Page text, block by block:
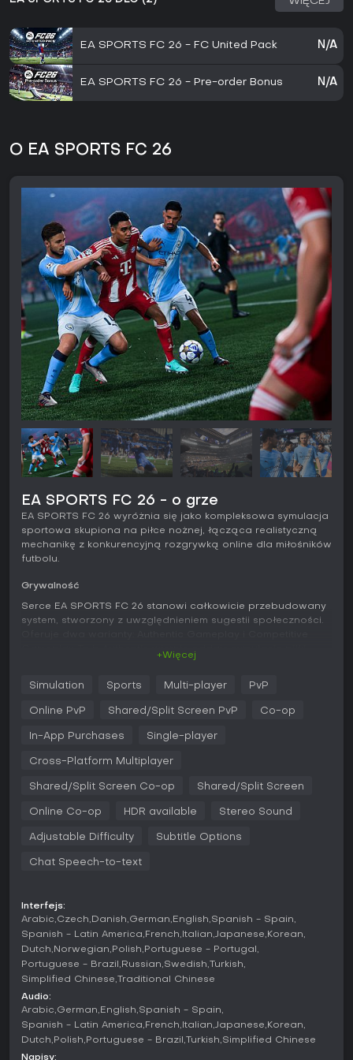
EA SPORTS FC 26 - FC United Pack N/A
EA SPORTS FC 26 - Pre-order Bonus N/A
O EA SPORTS FC 26
EA SPORTS FC 26 - o grze
EA SPORTS FC 26 wyróżnia się jako kompleksowa symulacja
sportowa skupiona na piłce nożnej, łącząca realistyczną
mechanikę z konkurencyjną rozgrywką online dla miłośników
futbolu.
Grywalność
Serce EA SPORTS FC 26 stanowi całkowicie przebudowany
system, stworzony z uwzględnieniem sugestii społeczności.
kolei zwiększa responsywność i przewidywalność, idealnie
nadając się do multiplayera z błyskawicznymi decyzjami i
inspirowanych legendami futbolu. Wprowadzają one
ulepszanie atrybutów oraz odblokowywanie Perków, które
każdej potyczce.
Tryby gry
Football Ultimate Team to flagowy tryb, w którym budujesz
by akcja nigdy nie weszła w rutynę. Manager Career
wzbogacono o Live Challenges - realistyczne wyzwania na
krótkie sesje lub całe sezony, z nagrodami zależnymi od
twoich wyborów.
W Clubs grupy tworzą zespoły do lig online, z systemem
Archetypes dla strategicznej głębi. Player Career stawia na
indywidualny rozwój, wykorzystując te same narzędzia do
kreowania drogi pro od nowicjusza po gwiazdę.
Aktualny stan i aktualizacje
+Więcej
Simulation Sports Multi-player PvP
Online PvP Shared/Split Screen PvP Co-op
In-App Purchases Single-player
Cross-Platform Multiplayer
Shared/Split Screen Co-op Shared/Split Screen
Online Co-op HDR available Stereo Sound
Adjustable Difficulty Subtitle Options
Chat Speech-to-text
Interfejs:
Arabic Czech Danish German English Spanish - Spain
Spanish - Latin America French Italian Japanese Korean
Dutch Norwegian Polish Portuguese - Portugal
Portuguese - Brazil
Russian Swedish
Turkish
Simplified Chinese
Traditional Chinese
Audio:
Arabic German English Spanish - Spain
Spanish - Latin America French Italian Japanese Korean
Dutch Polish Portuguese - Brazil Turkish Simplified Chinese
Napisy: